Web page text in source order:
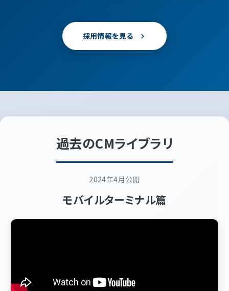
採用情報を見る
過去のCMライブラリ
2024年4月公開
モバイルターミナル篇